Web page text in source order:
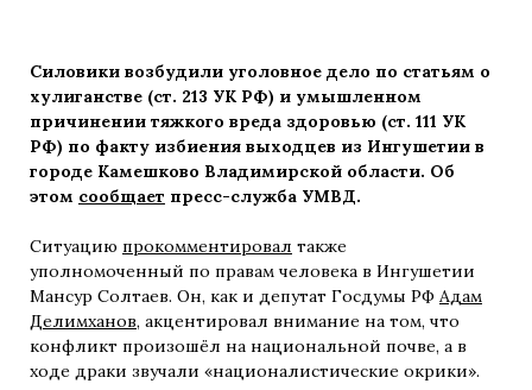
Силовики возбудили уголовное дело по статьям о
хулиганстве (ст. 213 УК РФ) и умышленном
причинении тяжкого вреда здоровью (ст. 111 УК
РФ) по факту избиения выходцев из Ингушетии в
городе Камешково Владимирской области. Об
этом сообщает пресс-служба УМВД.
Ситуацию прокомментировал также
уполномоченный по правам человека в Ингушетии
Мансур Солтаев. Он, как и депутат Госдумы РФ Адам
Делимханов, акцентировал внимание на том, что
конфликт произошёл на национальной почве, а в
ходе драки звучали «националистические окрики».